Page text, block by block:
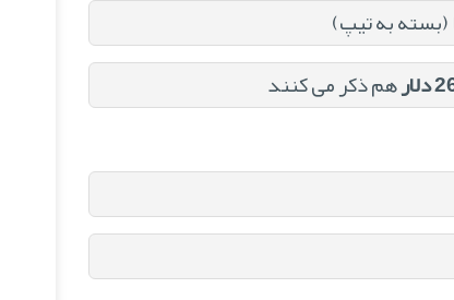
(بسته به تیپ)
هم ذکر می‌ کنند